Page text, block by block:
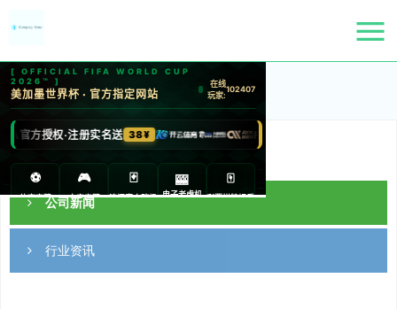
首页>新闻中心
新闻中心
公司新闻
行业资讯